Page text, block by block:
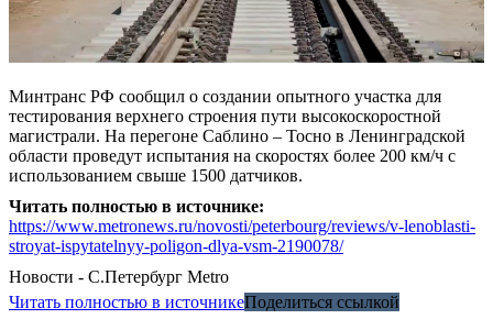
Минтранс РФ сообщил о создании опытного участка для
тестирования верхнего строения пути высокоскоростной
магистрали. На перегоне Саблино – Тосно в Ленинградской
области проведут испытания на скоростях более 200 км/ч с
использованием свыше 1500 датчиков.
Читать полностью в источнике:
https://www.metronews.ru/novosti/peterbourg/reviews/v-lenoblasti-
stroyat-ispytatelnyy-poligon-dlya-vsm-2190078/
Новости - С.Петербург Metro
Читать полностью в источникеПоделиться ссылкой